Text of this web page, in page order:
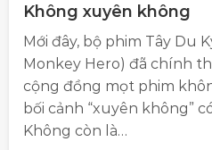
Không xuyên không
Mới đây, bộ phim Tây Du
Monkey Hero) đã chính
cộng đồng mọt phim
bối cảnh “xuyên không”
Không còn là…